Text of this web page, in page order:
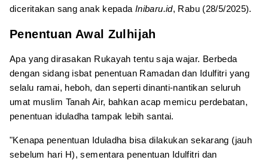
diceritakan sang anak kepada Inibaru.id, Rabu (28/5/2025).
Penentuan Awal Zulhijah
Apa yang dirasakan Rukayah tentu saja wajar. Berbeda
dengan sidang isbat penentuan Ramadan dan Idulfitri yang
selalu ramai, heboh, dan seperti dinanti-nantikan seluruh
umat muslim Tanah Air, bahkan acap memicu perdebatan,
penentuan iduladha tampak lebih santai.
"Kenapa penentuan Iduladha bisa dilakukan sekarang (jauh
sebelum hari H), sementara penentuan Idulfitri dan